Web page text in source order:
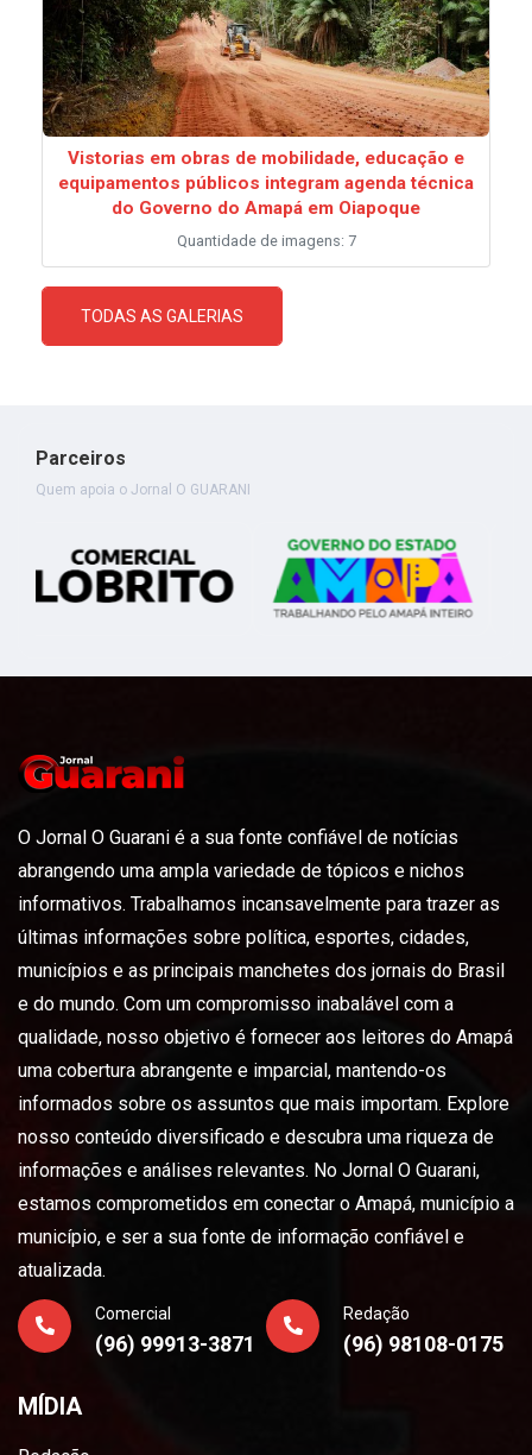
Vistorias em obras de mobilidade, educação e
equipamentos públicos integram agenda técnica
do Governo do Amapá em Oiapoque
Quantidade de imagens: 7
TODAS AS GALERIAS
Parceiros
Quem apoia o Jornal O GUARANI
O Jornal O Guarani é a sua fonte confiável de notícias
abrangendo uma ampla variedade de tópicos e nichos
informativos. Trabalhamos incansavelmente para trazer as
últimas informações sobre política, esportes, cidades,
municípios e as principais manchetes dos jornais do Brasil
e do mundo. Com um compromisso inabalável com a
qualidade, nosso objetivo é fornecer aos leitores do Amapá
uma cobertura abrangente e imparcial, mantendo-os
informados sobre os assuntos que mais importam. Explore
nosso conteúdo diversificado e descubra uma riqueza de
informações e análises relevantes. No Jornal O Guarani,
estamos comprometidos em conectar o Amapá, município a
município, e ser a sua fonte de informação confiável e
atualizada.
Comercial
(96) 99913-3871
Redação
(96) 98108-0175
MÍDIA